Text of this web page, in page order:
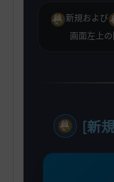
新規および
画面左上
[新